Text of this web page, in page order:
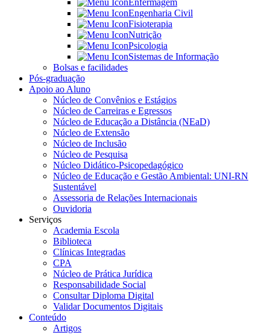
Enfermagem
Engenharia Civil
Fisioterapia
Nutrição
Psicologia
Sistemas de Informação
Bolsas e facilidades
Pós-graduação
Apoio ao Aluno
Núcleo de Convênios e Estágios
Núcleo de Carreiras e Egressos
Núcleo de Educação a Distância (NEaD)
Núcleo de Extensão
Núcleo de Inclusão
Núcleo de Pesquisa
Núcleo Didático-Psicopedagógico
Núcleo de Educação e Gestão Ambiental: UNI-RN
Sustentável
Assessoria de Relações Internacionais
Ouvidoria
Serviços
Academia Escola
Biblioteca
Clínicas Integradas
CPA
Núcleo de Prática Jurídica
Responsabilidade Social
Consultar Diploma Digital
Validar Documentos Digitais
Conteúdo
Artigos